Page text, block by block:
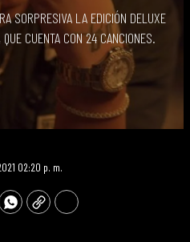
SORPRESIVA LA EDICIÓN DELUXE
QUE CUENTA CON 24 CANCIONES.
02:20 p. m.
WhatsApp
Copy Print